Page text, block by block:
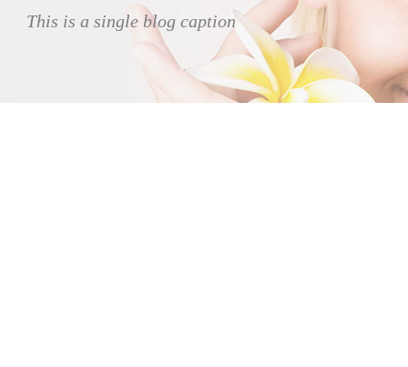
This is a single blog caption